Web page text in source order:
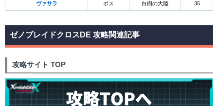
ヴァサラ ボス 白樹の大陸 35
ゼノブレイドクロスDE 攻略関連記事
攻略サイト TOP